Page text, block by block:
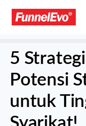
5
Potensi
untuk